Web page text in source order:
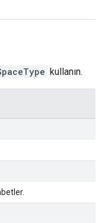
kullanın.